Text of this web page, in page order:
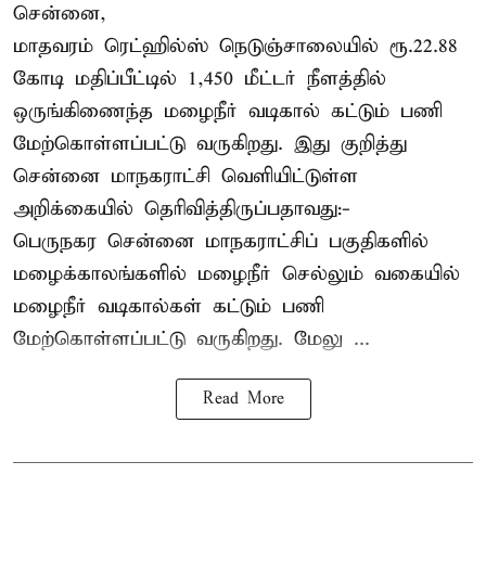
சென்னை,
மாதவரம் ரெட்ஹில்ஸ் நெடுஞ்சாலையில் ரூ.22.88
கோடி மதிப்பீட்டில் 1,450 மீட்டர் நீளத்தில்
ஒருங்கிணைந்த மழைநீர் வடிகால் கட்டும் பணி
மேற்கொள்ளப்பட்டு வருகிறது. இது குறித்து
சென்னை மாநகராட்சி வெளியிட்டுள்ள
அறிக்கையில் தெரிவித்திருப்பதாவது:-
பெருநகர சென்னை மாநகராட்சிப் பகுதிகளில்
மழைக்காலங்களில் மழைநீர் செல்லும் வகையில்
மழைநீர் வடிகால்கள் கட்டும் பணி
மேற்கொள்ளப்பட்டு வருகிறது. மேலு ...
Read More